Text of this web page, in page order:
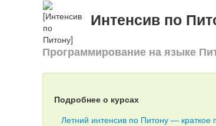
Интенсив по
Программирование на языке
Подробнее о курсах
Летний интенсив по Питону — краткое